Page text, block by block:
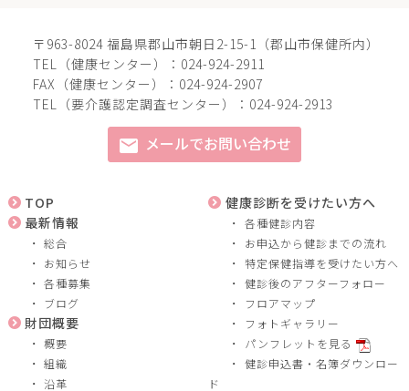
〒963-8024 福島県郡山市朝日2-15-1（郡山市保健所内）
TEL（健康センター）：024-924-2911
FAX（健康センター）：024-924-2907
TEL（要介護認定調査センター）：024-924-2913
mail メールでお問い合わせ
TOP
最新情報
総合
お知らせ
各種募集
ブログ
財団概要
概要
組織
沿革
健康診断を受けたい方へ
各種健診内容
お申込から健診までの流れ
特定保健指導を受けたい方へ
健診後のアフターフォロー
フロアマップ
フォトギャラリー
パンフレットを見る
健診申込書・名簿ダウンロー
ド